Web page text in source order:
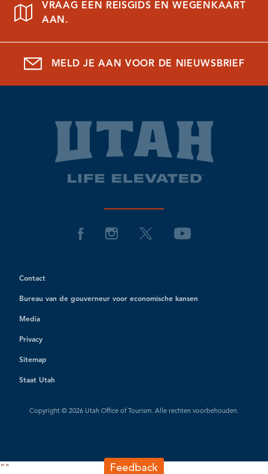
VRAAG EEN REISGIDS EN WEGENKAART
AAN.
MELD JE AAN VOOR DE NIEUWSBRIEF
Contact
Bureau van de gouverneur voor economische kansen
Media
Privacy
Sitemap
Staat Utah
Copyright © 2026 Utah Office of Tourism. Alle rechten voorbehouden.
" "